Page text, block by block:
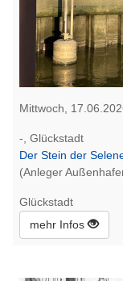
Mittwoch,
-, Glückstadt
Der Stein der
(Anleger
Glückstadt
mehr Infos